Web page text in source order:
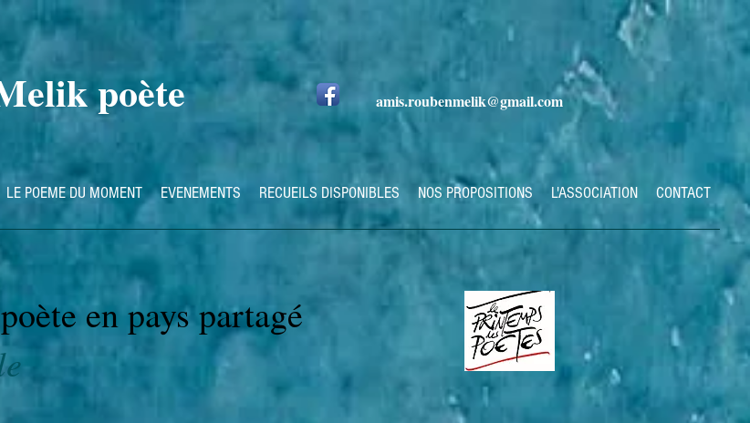
poète amis.roubenmelik@gmail.com
LE POEME DU MOMENT EVENEMENTS RECUEILS DISPONIBLES NOS PROPOSITIONS L'ASSOCIATION CONTACT
en pays partagé